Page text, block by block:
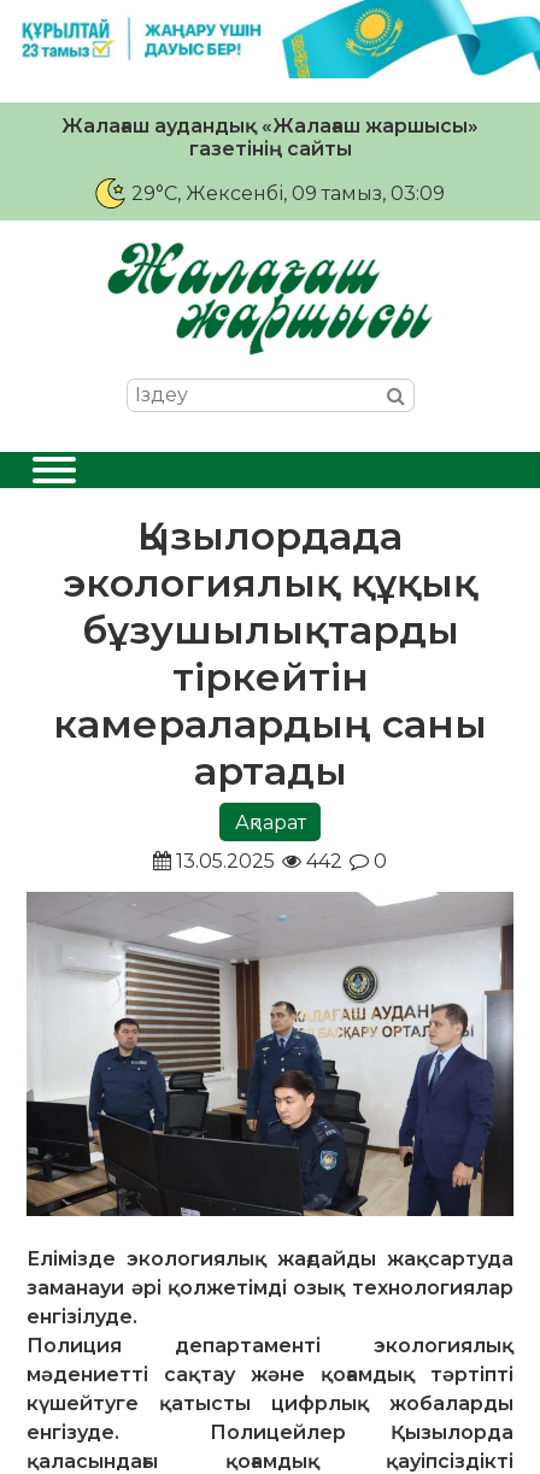
Жалағаш аудандық «Жалағаш жаршысы»
газетінің сайты
29°C, Жексенбі, 09 тамыз, 03:09
Қызылордада
экологиялық құқық
бұзушылықтарды
тіркейтін
камералардың саны
артады
Ақпарат
13.05.2025
442 0
Елімізде экологиялық жағдайды жақсартуда
заманауи әрі қолжетімді озық технологиялар
енгізілуде.
Полиция департаменті экологиялық
мәдениетті сақтау және қоғамдық тәртіпті
күшейтуге қатысты цифрлық жобаларды
енгізуде. Полицейлер Қызылорда
қаласындағы қоғамдық қауіпсіздікті